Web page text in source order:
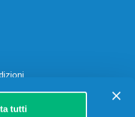
tutti